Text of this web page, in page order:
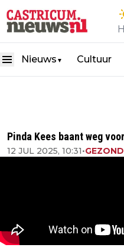
Nieuws ▼ Cultuur
Pinda Kees baant weg
12 JUL 2025, 10:31•